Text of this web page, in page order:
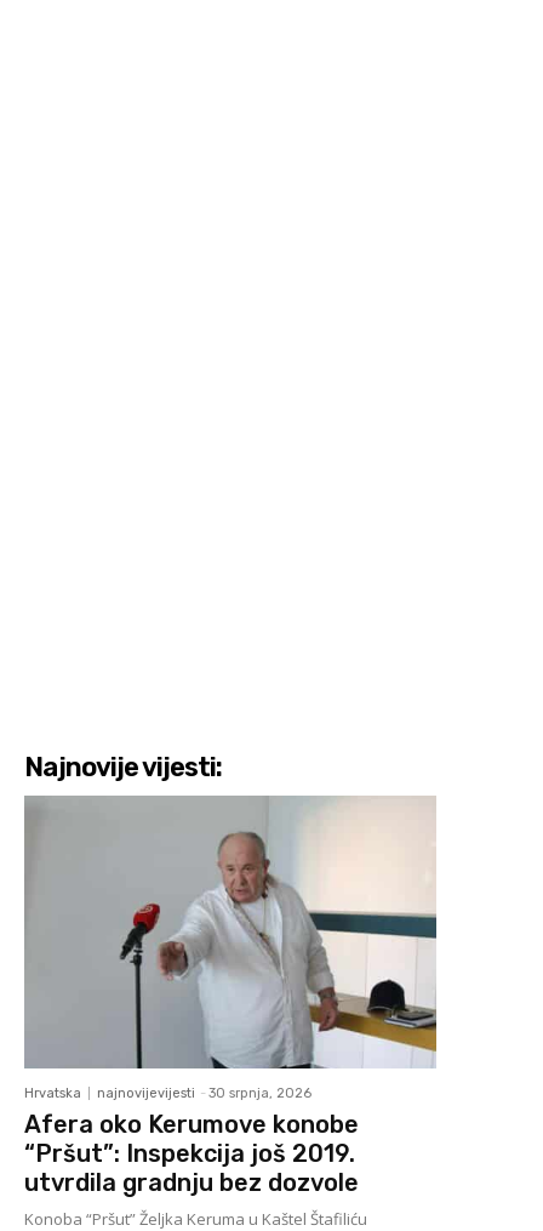
Najnovije vijesti:
Hrvatska najnovijevijesti - 30 srpnja, 2026
Afera oko Kerumove konobe
“Pršut”: Inspekcija još 2019.
utvrdila gradnju bez dozvole
Konoba “Pršut” Željka Keruma u Kaštel Štafiliću